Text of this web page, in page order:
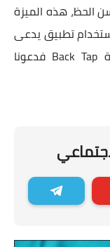
الحظ، هذه الميزة
تطبيق يدعى
Tap, Tap حيث يوفر تجربة مماثلة لميزة Back Tap فدعونا